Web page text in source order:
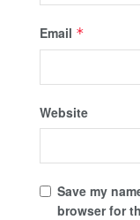
Email *
Website
Save my
browser for